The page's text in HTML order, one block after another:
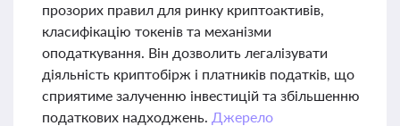
прозорих правил для ринку криптоактивів,
класифікацію токенів та механізми
оподаткування. Він дозволить легалізувати
діяльність криптобірж і платників податків, що
сприятиме залученню інвестицій та збільшенню
податкових надходжень. Джерело